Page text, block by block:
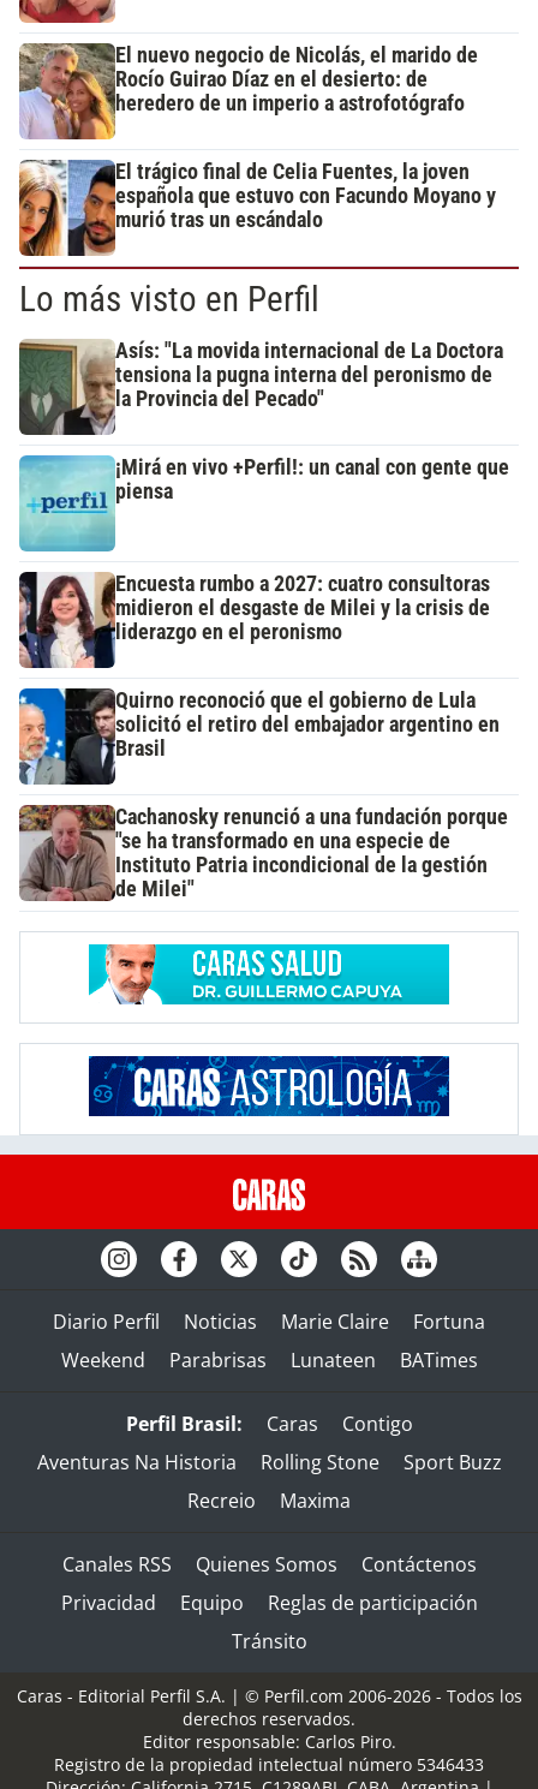
El nuevo negocio de Nicolás, el marido de
Rocío Guirao Díaz en el desierto: de
heredero de un imperio a astrofotógrafo
El trágico final de Celia Fuentes, la joven
española que estuvo con Facundo Moyano y
murió tras un escándalo
Lo más visto en Perfil
Asís: "La movida internacional de La Doctora
tensiona la pugna interna del peronismo de
la Provincia del Pecado"
¡Mirá en vivo +Perfil!: un canal con gente que
piensa
Encuesta rumbo a 2027: cuatro consultoras
midieron el desgaste de Milei y la crisis de
liderazgo en el peronismo
Quirno reconoció que el gobierno de Lula
solicitó el retiro del embajador argentino en
Brasil
Cachanosky renunció a una fundación porque
"se ha transformado en una especie de
Instituto Patria incondicional de la gestión
de Milei"
Diario Perfil Noticias Marie Claire
Fortuna
Weekend
Parabrisas Lunateen BATimes
Perfil Brasil: Caras
Contigo
Aventuras Na Historia
Rolling Stone
Sport Buzz
Recreio
Maxima
Canales RSS Quienes Somos
Contáctenos
Privacidad
Equipo
Reglas de participación
Tránsito
Caras - Editorial Perfil S.A. | © Perfil.com 2006-2026 - Todos los
derechos reservados.
Editor responsable: Carlos Piro.
Registro de la propiedad intelectual número 5346433